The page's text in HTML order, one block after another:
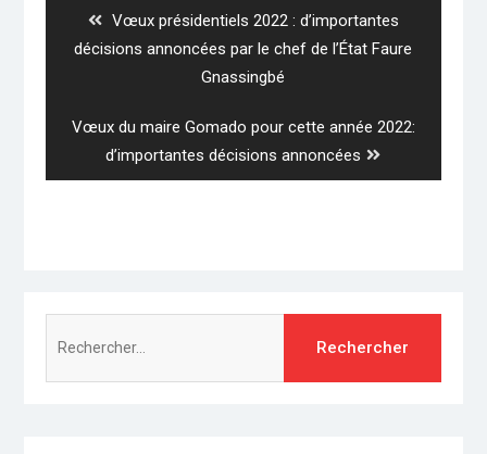
l’articlePrevious
post:
Vœux présidentiels 2022 : d’importantes
décisions annoncées par le chef de l’État Faure
Gnassingbé
Next
post:
Vœux du maire Gomado pour cette année 2022:
d’importantes décisions annoncées